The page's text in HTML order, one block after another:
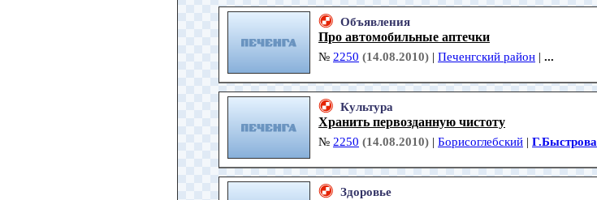
Объявления
Про автомобильные аптечки
№ 2250 (14.08.2010) | Печенгский район | ...
Культура
Хранить первозданную чистоту
№ 2250 (14.08.2010) | Борисоглебский | Г.Быстрова
Здоровье